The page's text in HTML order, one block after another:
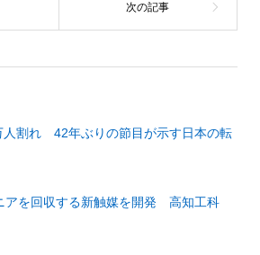
人割れ 42年ぶりの節目が示す日本の転
アを回収する新触媒を開発 高知工科